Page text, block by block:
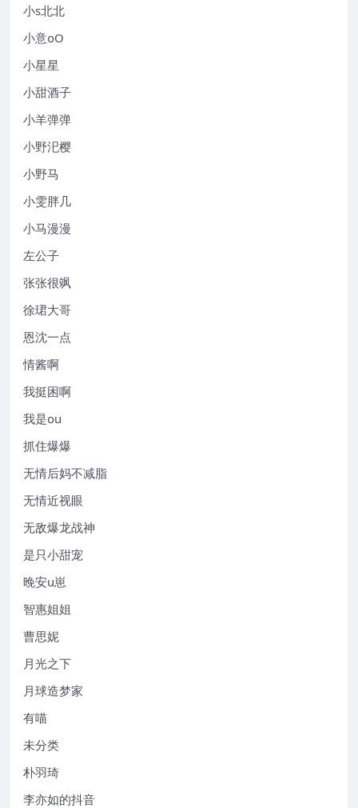
小s北北
小意oO
小星星
小甜酒子
小羊弹弹
小野汜樱
小野马
小雯胖几
小马漫漫
左公子
张张很飒
徐珺大哥
恩沈一点
情酱啊
我挺困啊
我是ou
抓住爆爆
无情后妈不减脂
无情近视眼
无敌爆龙战神
是只小甜宠
晚安u崽
智惠姐姐
曹思妮
月光之下
月球造梦家
有喵
未分类
朴羽琦
李亦如的抖音